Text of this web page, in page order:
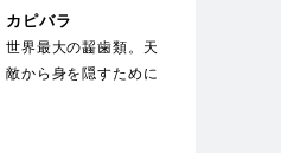
石…
カピバラ
世界最大の齧歯類。天
敵から身を隠すために